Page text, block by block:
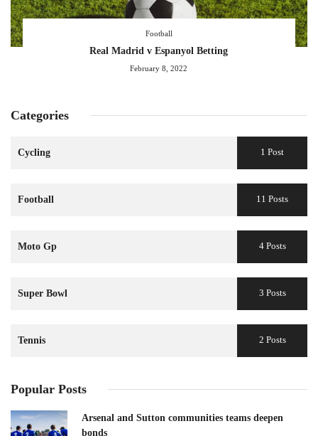
Football
Real Madrid v Espanyol Betting
February 8, 2022
Categories
Cycling 1 Post
Football 11 Posts
Moto Gp 4 Posts
Super Bowl 3 Posts
Tennis 2 Posts
Popular Posts
Arsenal and Sutton communities teams deepen
bonds